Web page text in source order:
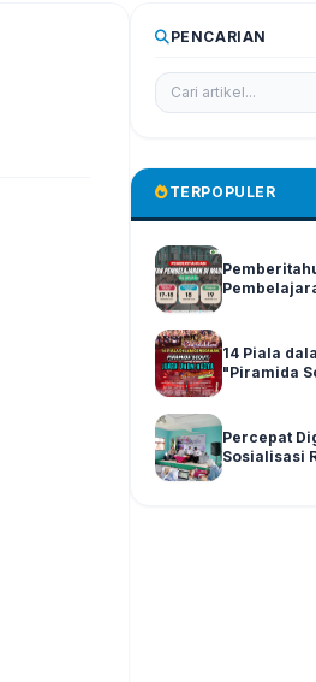
PENCARIAN
TERPOPULER
14 Piala
"Piramida
Percepat
Sosialisasi